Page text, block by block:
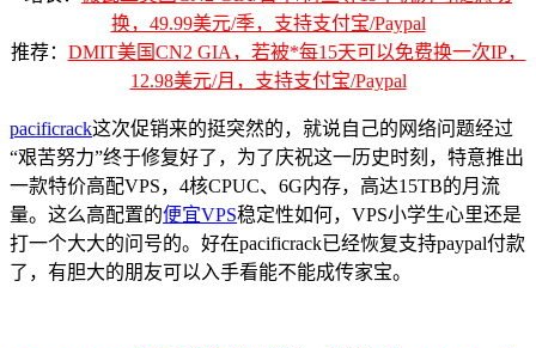
换，49.99美元/季，支持支付宝/Paypal
推荐： DMIT美国CN2 GIA，若被*每15天可以免费换一次IP，
12.98美元/月，支持支付宝/Paypal
pacificrack这次促销来的挺突然的，就说自己的网络问题经过
“艰苦努力”终于修复好了，为了庆祝这一历史时刻，特意推出
一款特价高配VPS，4核CPUC、6G内存，高达15TB的月流
量。这么高配置的便宜VPS稳定性如何，VPS小学生心里还是
打一个大大的问号的。好在pacificrack已经恢复支持paypal付款
了，有胆大的朋友可以入手看能不能成传家宝。